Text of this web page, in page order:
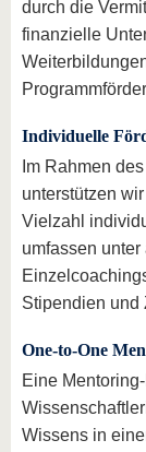
durch die
finanzielle
Individuelle
Im Rahmen
unterstützen
Vielzahl
umfassen
Stipendien und
One-to-One
Eine
Wissens in